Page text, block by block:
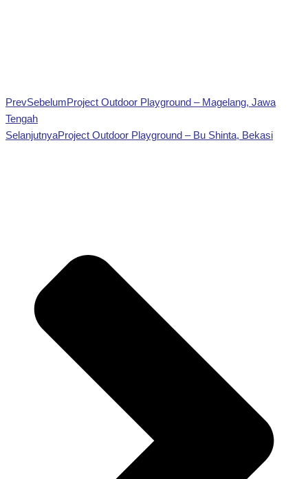
PrevSebelumProject Outdoor Playground – Magelang, Jawa
Tengah
SelanjutnyaProject Outdoor Playground – Bu Shinta, Bekasi